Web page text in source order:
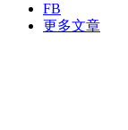
FB
更多文章